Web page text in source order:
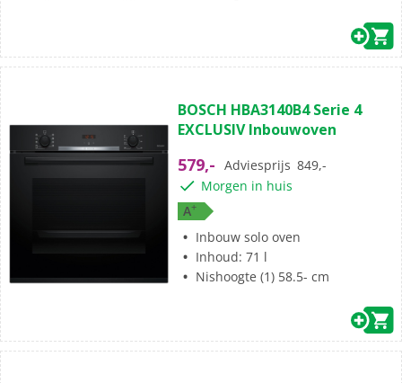
BOSCH HBA3140B4 Serie 4
EXCLUSIV Inbouwoven
579,- Adviesprijs 849,-
Morgen in huis
A+
Inbouw solo oven
Inhoud: 71 l
Nishoogte (1) 58.5- cm